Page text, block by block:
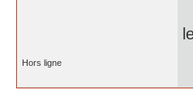
Hors ligne